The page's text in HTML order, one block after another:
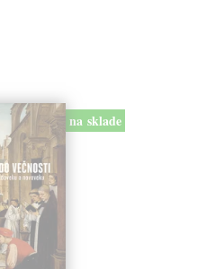
na sklade